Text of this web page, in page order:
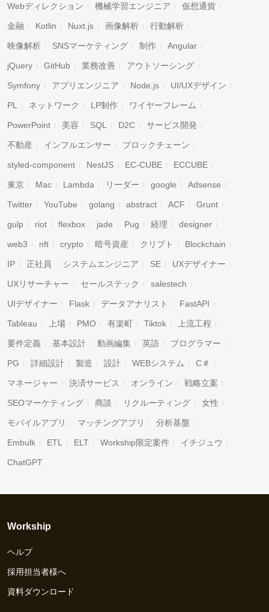
Webディレクション 機械学習エンジニア 仮想通貨
金融 Kotlin Nuxt.js 画像解析 行動解析
映像解析 SNSマーケティング 制作 Angular
jQuery GitHub 業務改善 アウトソーシング
Symfony アプリエンジニア Node.js UI/UXデザイン
PL ネットワーク LP制作 ワイヤーフレーム
PowerPoint 美容 SQL D2C サービス開発
不動産 インフルエンサー ブロックチェーン
styled-component NestJS EC-CUBE ECCUBE
東京 Mac Lambda リーダー google Adsense
Twitter YouTube golang abstract ACF Grunt
gulp riot flexbox jade Pug 経理 designer
web3 nft crypto 暗号資産 クリプト Blockchain
IP 正社員 システムエンジニア SE UXデザイナー
UXリサーチャー セールステック salestech
UIデザイナー Flask データアナリスト FastAPI
Tableau 上場 PMO 有楽町 Tiktok 上流工程
要件定義 基本設計 動画編集 英語 プログラマー
PG 詳細設計 製造 設計 WEBシステム C＃
マネージャー 決済サービス オンライン 戦略立案
SEOマーケティング 商談 リクルーティング 女性
モバイルアプリ マッチングアプリ 分析基盤
Embulk ETL ELT Workship限定案件 イチジュウ
ChatGPT
Workship
ヘルプ
採用担当者様へ
資料ダウンロード